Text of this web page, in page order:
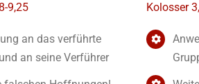
9,25
an das verführte
an seine Verführer
Kolosser